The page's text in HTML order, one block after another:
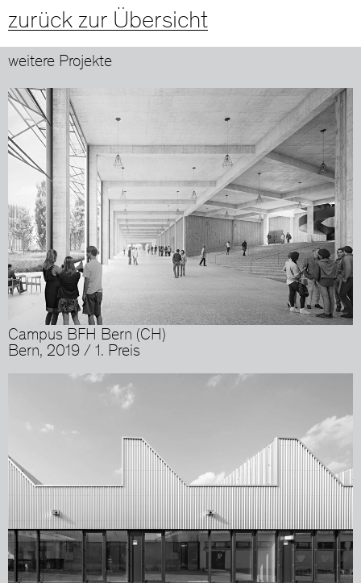
zurück zur Übersicht
weitere Projekte
Campus BFH Bern (CH)
Bern, 2019 / 1. Preis